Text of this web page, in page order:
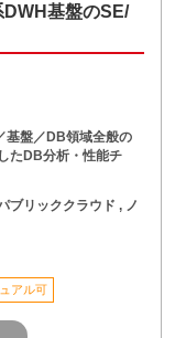
DWH基盤のSE/
基盤／DB領域全般の
たDB分析・性能チ
ブリッククラウド , ノ
アル可